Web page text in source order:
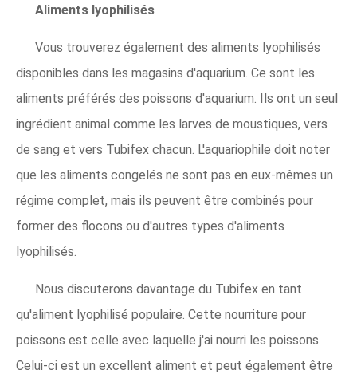
Aliments lyophilisés
Vous trouverez également des aliments lyophilisés
disponibles dans les magasins d'aquarium. Ce sont les
aliments préférés des poissons d'aquarium. Ils ont un seul
ingrédient animal comme les larves de moustiques, vers
de sang et vers Tubifex chacun. L'aquariophile doit noter
que les aliments congelés ne sont pas en eux-mêmes un
régime complet, mais ils peuvent être combinés pour
former des flocons ou d'autres types d'aliments
lyophilisés.
Nous discuterons davantage du Tubifex en tant
qu'aliment lyophilisé populaire. Cette nourriture pour
poissons est celle avec laquelle j'ai nourri les poissons.
Celui-ci est un excellent aliment et peut également être